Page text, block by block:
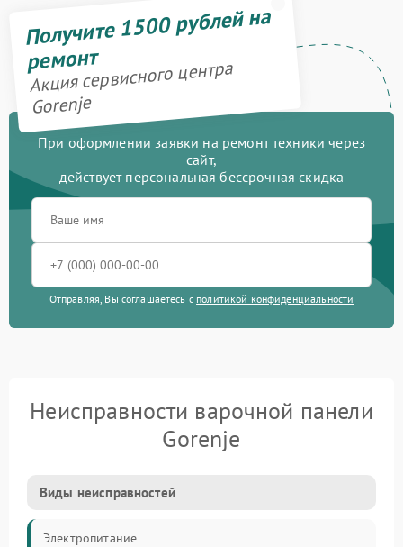
Получите 1500 рублей на
ремонт
Акция сервисного центра
Gorenje
При оформлении заявки на ремонт техники через
сайт,
действует персональная бессрочная скидка
Отправляя, Вы соглашаетесь с политикой конфиденциальности
Неисправности варочной панели
Gorenje
Виды неисправностей
Электропитание